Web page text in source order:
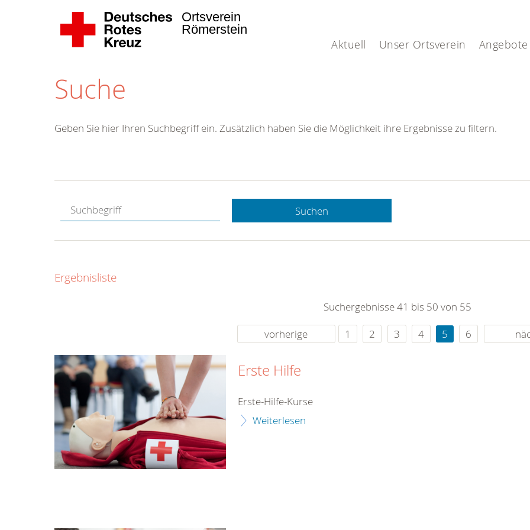
Aktuell Unser Ortsverein Angebote
Ortsverein
Römerstein
Suche
Hotline.
gerne.
rund um die Uhr
Geben Sie hier Ihren Suchbegriff ein. Zusätzlich haben Sie die Möglichkeit ihre Ergebnisse zu filtern.
Suchen
Ergebnisliste
Suchergebnisse 41 bis 50 von 55
vorherige
1 2 3 4 5 6
Erste Hilfe
Erste-Hilfe-Kurse
Weiterlesen